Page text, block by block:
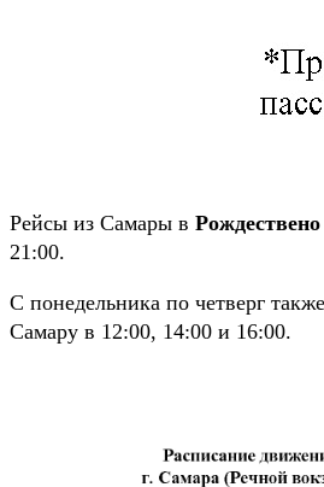
Рейсы из Самары в Рождествено
21:00.
С понедельника по четверг
Самару в 12:00, 14:00 и 16:00.